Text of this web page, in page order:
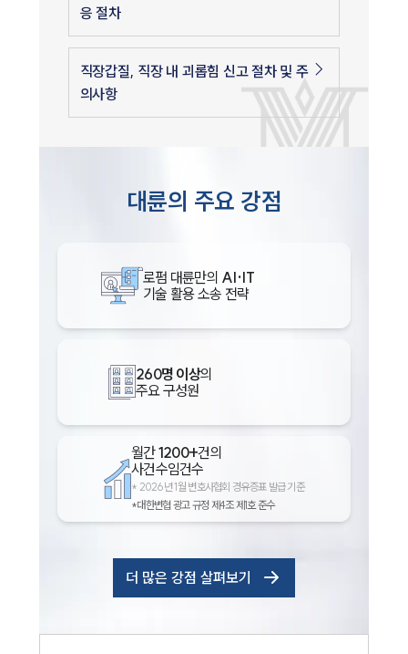
응 절차
직장갑질, 직장 내 괴롭힘 신고 절차 및 주
의사항
대륜의 주요 강점
로펌 대륜만의 AI·IT
기술 활용 소송 전략
260명 이상의
주요 구성원
월간1200+건의
사건수임건수
* 2026년 1월 변호사협회 경유증표 발급 기준
*대한변협 광고 규정 제4조 제1호 준수
더 많은 강점 살펴보기